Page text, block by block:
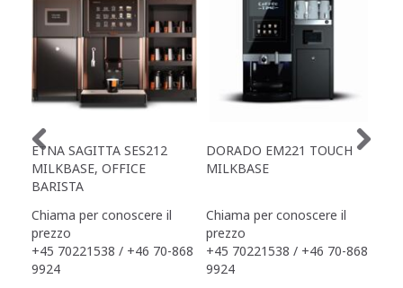
ETNA SAGITTA SES212
MILKBASE, OFFICE
BARISTA
Chiama per conoscere il
prezzo
+45 70221538 / +46 70-868
9924
DORADO EM221 TOUCH
MILKBASE
Chiama per conoscere il
prezzo
+45 70221538 / +46 70-868
9924